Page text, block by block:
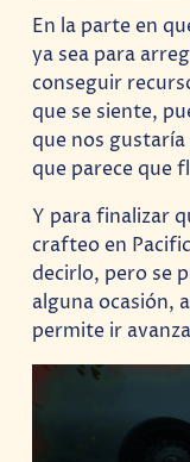
En la parte en
ya sea para
conseguir
que se siente,
que nos gustaría
que parece que
Y para finalizar
crafteo en
decirlo, pero se
alguna ocasión,
permite ir